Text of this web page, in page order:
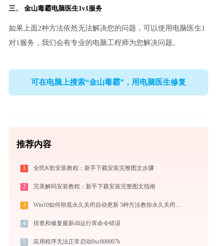
三、 金山毒霸电脑医生1v1服务
如果上面2种方法依然无法解决您的问题，可以使用电脑医生1
对1服务，我们会有专业的电脑工程师为您解决问题。
可在电脑上搜索“金山毒霸”，用电脑医生修复
推荐内容
1 全民K歌安装教程：新手下载安装完整图文步骤
2 完美解码安装教程：新手下载安装完整图文指南
3 Win10如何彻底永久关闭自动更新 5种方法教你永久关闭win10自动更新
4 排查和修复最新dll运行库命令错误
5 应用程序无法正常启动0xc000007b